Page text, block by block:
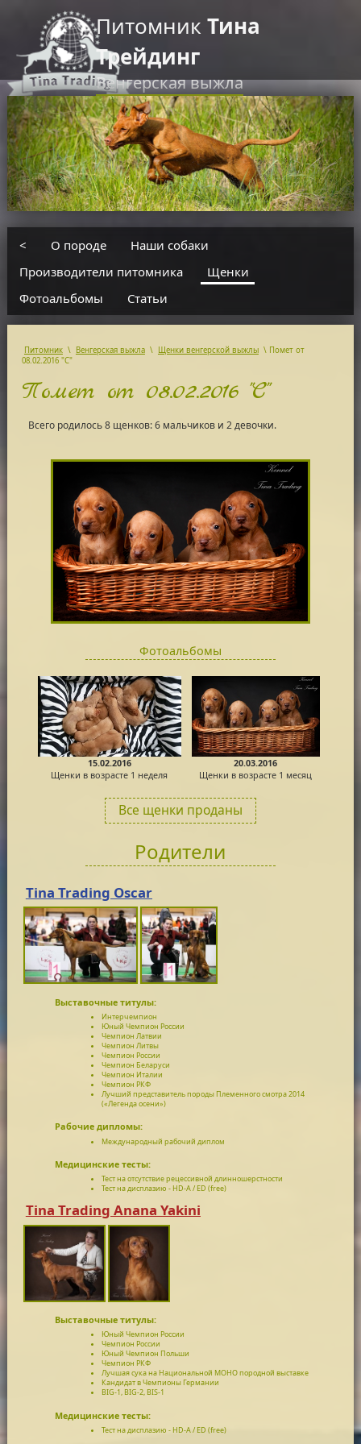
Питомник Тина
Трейдинг
Венгерская выжла
RU EN
введите текст для поиска
< О породе
Наши собаки
Производители питомника
Щенки
Фотоальбомы
Статьи
Питомник \ Венгерская выжла \ Щенки венгерской выжлы \ Помет от
08.02.2016 "С"
Помет от 08.02.2016 "С"
Всего родилось 8 щенков: 6 мальчиков и 2 девочки.
Фотоальбомы
15.02.2016
Щенки в возрасте 1 неделя
20.03.2016
Щенки в возрасте 1 месяц
Все щенки проданы
Родители
Tina Trading Oscar
Выставочные титулы:
Интерчемпион
Юный Чемпион России
Чемпион Латвии
Чемпион Литвы
Чемпион России
Чемпион Беларуси
Чемпион Италии
Чемпион РКФ
Лучший представитель породы Племенного смотра 2014
(«Легенда осени»)
Рабочие дипломы:
Международный рабочий диплом
Медицинские тесты:
Тест на отсутствие рецессивной длинношерстности
Тест на дисплазию - HD-A / ED (free)
Tina Trading Anana Yakini
Выставочные титулы:
Юный Чемпион России
Чемпион России
Юный Чемпион Польши
Чемпион РКФ
Лучшая сука на Национальной МОНО породной выставке
Кандидат в Чемпионы Германии
BIG-1, BIG-2, BIS-1
Медицинские тесты:
Тест на дисплазию - HD-A / ED (free)